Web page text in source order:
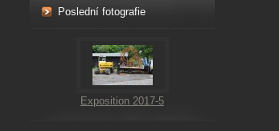
Poslední fotografie
Exposition 2017-5